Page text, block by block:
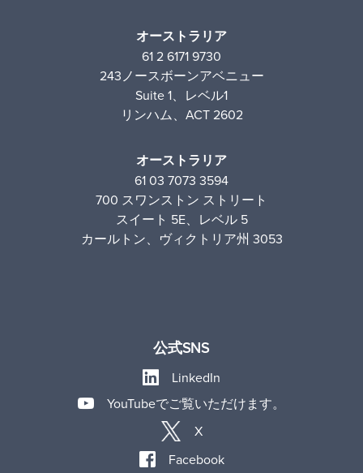
オーストラリア
61 2 6171 9730
243ノースボーンアベニュー
Suite 1、レベル1
リンハム、ACT 2602
オーストラリア
61 03 7073 3594
700 スワンストン ストリート
スイート 5E、レベル 5
カールトン、ヴィクトリア州 3053
公式SNS
LinkedIn
YouTubeでご覧いただけます。
X
Facebook